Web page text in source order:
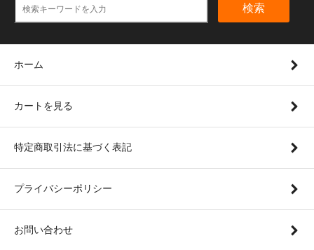
検索
ホーム
カートを見る
特定商取引法に基づく表記
プライバシーポリシー
お問い合わせ